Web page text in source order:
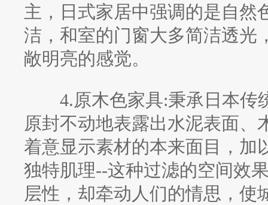
主，日式家居中强调的是自然
洁，和室的门窗大多简洁透光
敞明亮的感觉。
4.原木色家具:秉承日本传
原封不动地表露出水泥表面、
着意显示素材的本来面目，加
独特肌理--这种过滤的空间效
层性，却牵动人们的情思，使